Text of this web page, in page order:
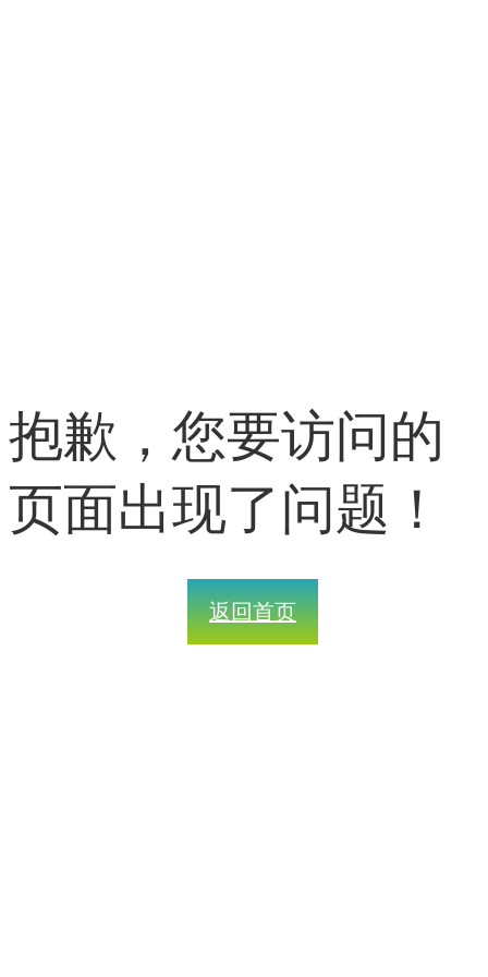
抱歉，您要访问的
页面出现了问题！
返回首页